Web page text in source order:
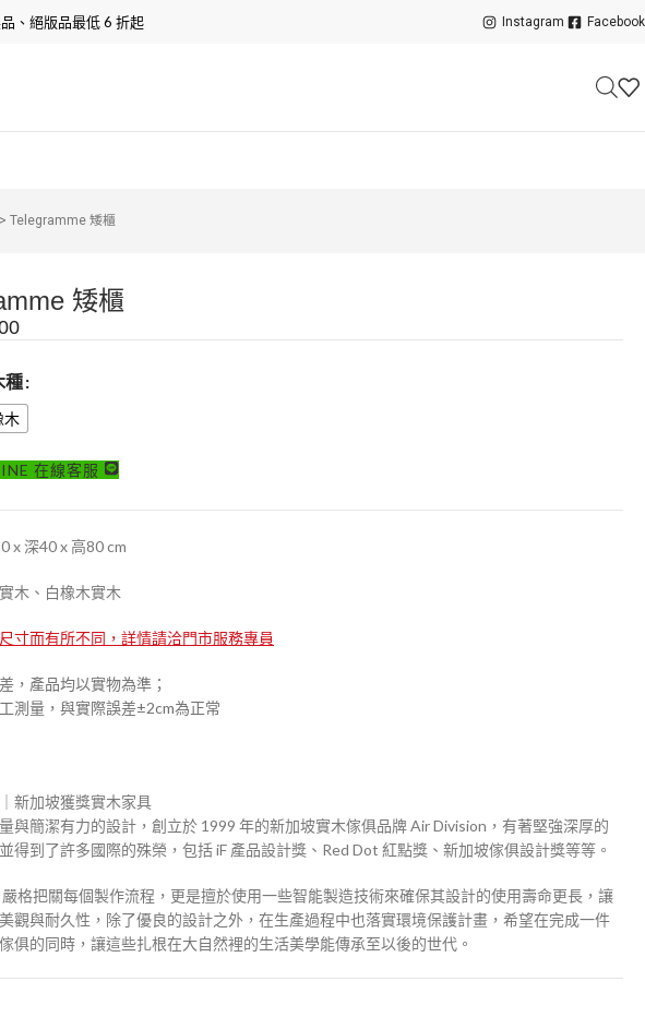
絕版品最低 6 折起 Instagram Facebook
>Telegramme 矮櫃
矮櫃
種
木
在線客服
x 深40 x 高80 cm
木、白橡木實木
寸而有所不同，詳情請洽門市服務專員
，產品均以實物為準；
測量，與實際誤差±2cm為正常
新加坡獲獎實木家具
與簡潔有力的設計，創立於 1999 年的新加坡實木傢俱品牌 Air Division，有著堅強深厚的
得到了許多國際的殊榮，包括 iF 產品設計獎、Red Dot 紅點獎、新加坡傢俱設計獎等等。
格把關每個製作流程，更是擅於使用一些智能製造技術來確保其設計的使用壽命更長，讓
觀與耐久性，除了優良的設計之外，在生產過程中也落實環境保護計畫，希望在完成一件
俱的同時，讓這些扎根在大自然裡的生活美學能傳承至以後的世代。